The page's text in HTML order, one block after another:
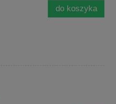
do koszyka